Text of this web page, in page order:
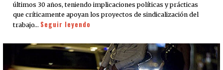
últimos 30 años, teniendo implicaciones políticas y prácticas
que críticamente apoyan los proyectos de sindicalización del
trabajo… Seguir leyendo